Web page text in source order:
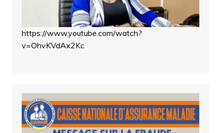
https://www.youtube.com/watch?
v=OhvKVdAx2Kc